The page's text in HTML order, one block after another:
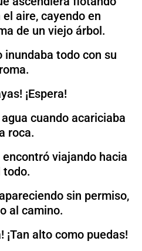
aire, cayendo en
de un viejo árbol.
todo con su
¡Espera!
cuando acariciaba
roca.
viajando hacia
todo.
sin permiso,
al camino.
¡Tan alto como puedas!